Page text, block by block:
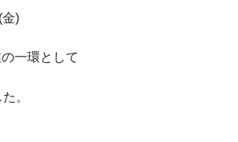
金)
一環として
。